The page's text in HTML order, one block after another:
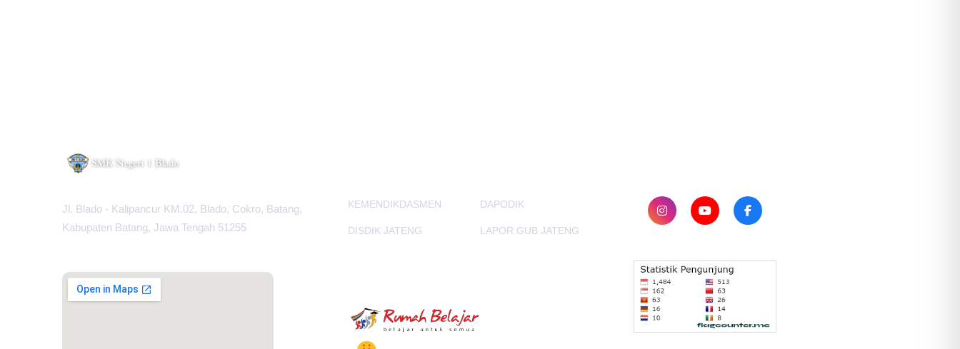
Jl. Blado - Kalipancur KM.02, Blado, Cokro, Batang,
Kabupaten Batang, Jawa Tengah 51255
KEMENDIKDASMEN DAPODIK
DISDIK JATENG LAPOR GUB JATENG